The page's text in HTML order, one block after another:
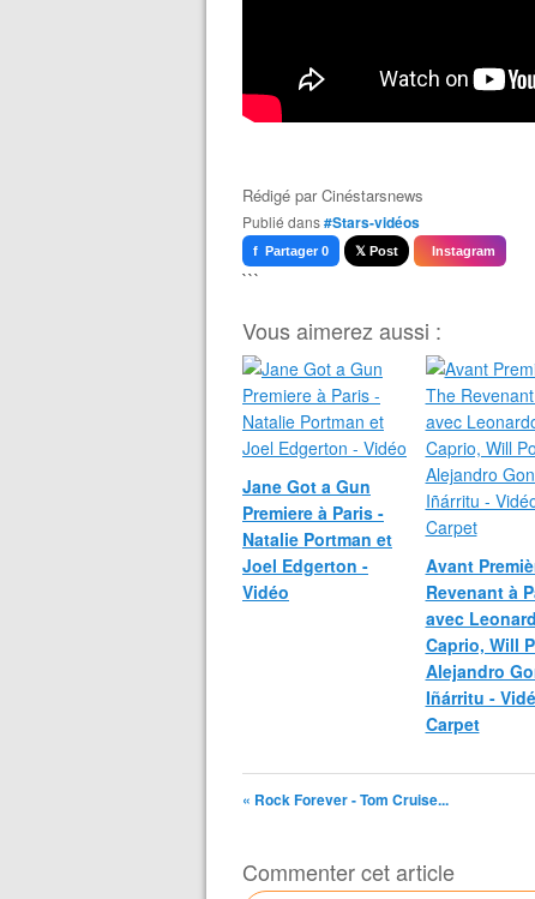
Rédigé parCinéstarsnews
Publié dans#Stars-vidéos
f Partager 0 𝕏 Post Instagram
```
Vous aimerez aussi :
Jane Got a Gun
Premiere à Paris -
Natalie Portman et
Joel Edgerton -
Vidéo
Avant
Revenant à
avec
Caprio, Will
Alejandro
Iñárritu -
Carpet
« Rock Forever - Tom Cruise...
Commenter cet article